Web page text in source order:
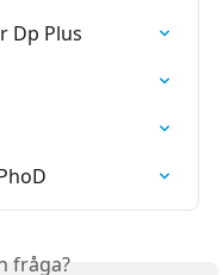
Dp Plus
fråga?